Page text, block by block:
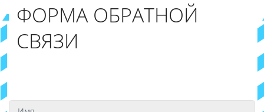
ФОРМА ОБРАТНОЙ
СВЯЗИ